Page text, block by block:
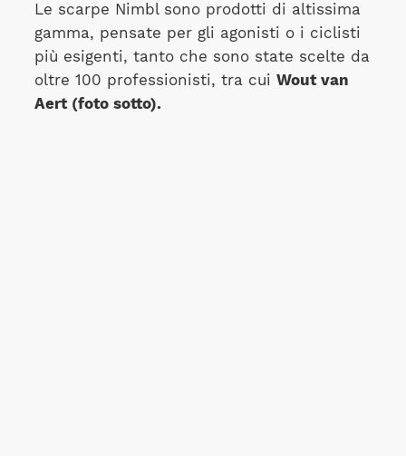
Le scarpe Nimbl sono prodotti di altissima
gamma, pensate per gli agonisti o i ciclisti
più esigenti, tanto che sono state scelte da
oltre 100 professionisti, tra cui Wout van
Aert (foto sotto).